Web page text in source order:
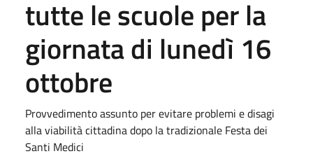
tutte le scuole per la
giornata di lunedì 16
ottobre
Provvedimento assunto per evitare problemi e disagi
alla viabilità cittadina dopo la tradizionale Festa dei
Santi Medici